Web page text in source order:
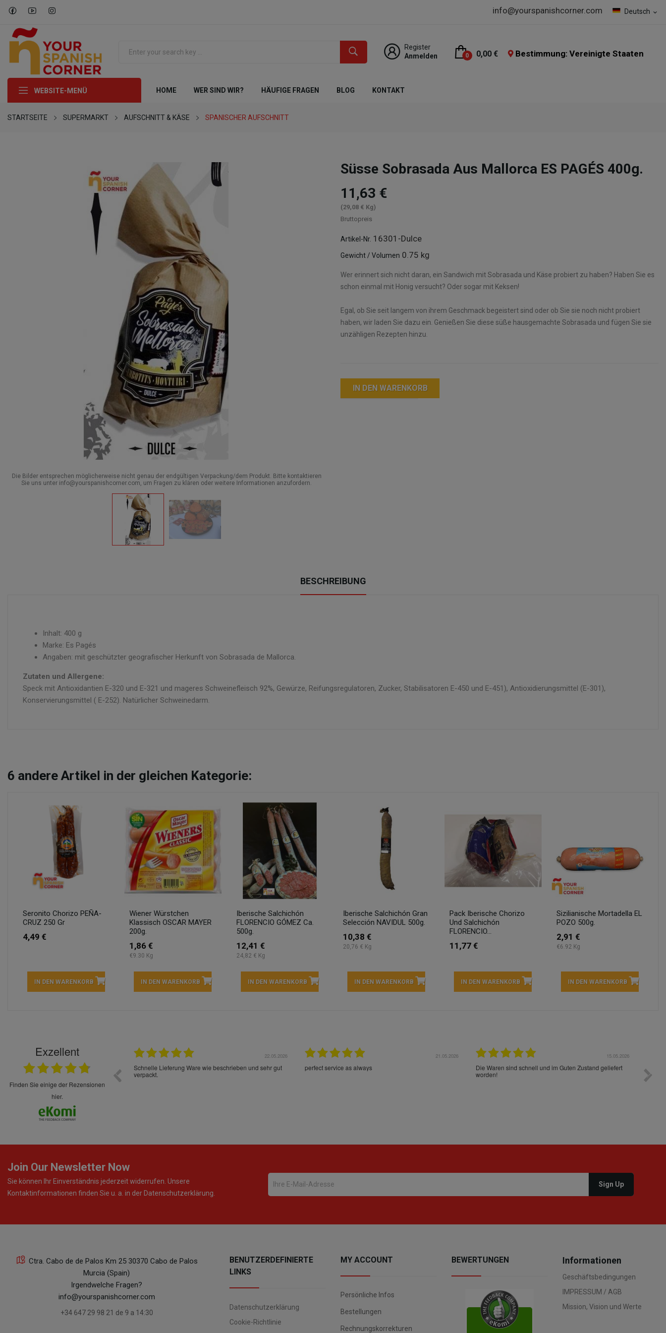
Deutsch expand_more
info@yourspanishcorner.com
Register
Anmelden
0 0,00 € Bestimmung: Vereinigte Staaten
WEBSITE-MENÜ HOME WER SIND WIR? HÄUFIGE FRAGEN BLOG KONTAKT
STARTSEITE SUPERMARKT AUFSCHNITT & KÄSE SPANISCHER AUFSCHNITT
Die Bilder entsprechen möglicherweise nicht genau der endgültigen Verpackung/dem Produkt. Bitte kontaktieren
Sie uns unter info@yourspanishcorner.com, um Fragen zu klären oder weitere Informationen anzufordern.
Süsse Sobrasada Aus Mallorca ES PAGÉS 400g.
11,63 €
(29,08 € Kg)
Bruttopreis
Artikel-Nr. 16301-Dulce
Gewicht / Volumen 0.75 kg
Wer erinnert sich nicht daran, ein Sandwich mit Sobrasada und Käse probiert zu haben? Haben Sie es
schon einmal mit Honig versucht? Oder sogar mit Keksen!
Egal, ob Sie seit langem von ihrem Geschmack begeistert sind oder ob Sie sie noch nicht probiert
haben, wir laden Sie dazu ein. Genießen Sie diese süße hausgemachte Sobrasada und fügen Sie sie
unzähligen Rezepten hinzu.
IN DEN WARENKORB
BESCHREIBUNG
Inhalt: 400 g
Marke: Es Pagés
Angaben: mit geschützter geografischer Herkunft von Sobrasada de Mallorca.
Zutaten und Allergene:
Speck mit Antioxidantien E-320 und E-321 und mageres Schweinefleisch 92%, Gewürze, Reifungsregulatoren, Zucker, Stabilisatoren E-450 und E-451), Antioxidierungsmittel (E-301),
Konservierungsmittel ( E-252). Natürlicher Schweinedarm.
6 andere Artikel in der gleichen Kategorie:
Seronito Chorizo PEÑA-
CRUZ 250 Gr
4,49 €
IN DEN WARENKORB
Wiener Würstchen
Klassisch OSCAR MAYER
200g.
1,86 €
€9.30 Kg
IN DEN WARENKORB
Iberische Salchichón
FLORENCIO GÓMEZ Ca.
500g.
12,41 €
24,82 € Kg
IN DEN WARENKORB
Iberische Salchichón Gran
Selección NAVIDUL 500g.
10,38 €
20,76 € Kg
IN DEN WARENKORB
Pack Iberische Chorizo
Und Salchichón
FLORENCIO...
11,77 €
IN DEN WARENKORB
Sizilianische Mortadella EL
POZO 500g.
2,91 €
€6.92 Kg
IN DEN WARENKORB
Exzellent
finden Sie einige der Rezensionen
hier.
sehr sorgsam verpackt. Alles kommt
Spaß so einzukaufen. Die Abwicklung ist
22.05.2026
Schnelle Lieferung Ware wie beschrieben und sehr gut
verpackt.
21.05.2026
perfect service as always
15.05.2026
Die Waren sind schnell und im Guten Zustand geliefert
worden!
Join Our Newsletter Now
Sie können Ihr Einverständnis jederzeit widerrufen. Unsere
Kontaktinformationen finden Sie u. a. in der Datenschutzerklärung.
Ctra. Cabo de de Palos Km 25 30370 Cabo de Palos
Murcia (Spain)
Irgendwelche Fragen?
info@yourspanishcorner.com
+34 647 29 98 21 de 9 a 14:30
BENUTZERDEFINIERTE
LINKS
Datenschutzerklärung
Cookie-Richtlinie
MY ACCOUNT
Persönliche Infos
Bestellungen
Rechnungskorrekturen
BEWERTUNGEN Informationen
Geschäftsbedingungen
IMPRESSUM / AGB
Mission, Vision und Werte